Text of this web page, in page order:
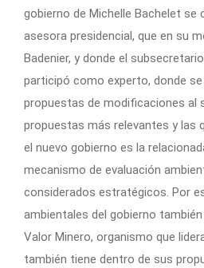
gobierno de Michelle Bachelet
asesora presidencial, que en su
Badenier, y donde el
participó como experto, donde
propuestas de modificaciones al
propuestas más relevantes y las
el nuevo gobierno es la
mecanismo de evaluación
considerados estratégicos. Por
ambientales del gobierno
Valor Minero, organismo que
también tiene dentro de sus